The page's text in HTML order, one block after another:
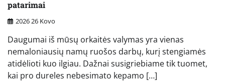
patarimai
2026 26 Kovo
Daugumai iš mūsų orkaitės valymas yra vienas
nemaloniausių namų ruošos darbų, kurį stengiamės
atidėlioti kuo ilgiau. Dažnai susigriebiame tik tuomet,
kai pro dureles nebesimato kepamo […]